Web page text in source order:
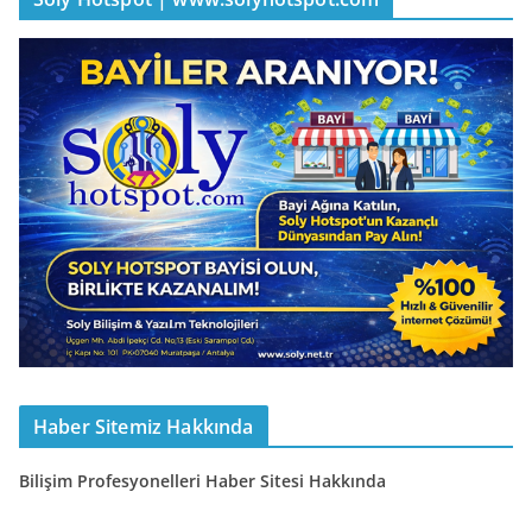
Haber Sitemiz Hakkında
Bilişim Profesyonelleri Haber Sitesi Hakkında